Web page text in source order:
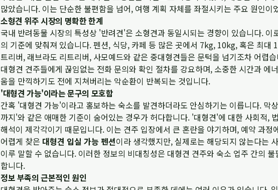
많았습니다. 이는 단순한 불편함을 넘어, 여행 계획 자체를 좌절시키는 주요 원인이
소형견 위주 시장의 명확한 한계
국내 반려동물 시장의 특성상 '반려견'은 소형견과 동일시되는 경향이 있습니다.
의 기준에 맞춰져 있습니다. 펜션, 식당, 카페 등 많은 곳에서 7kg, 10kg, 혹은 최대
트리버, 래브라도 리트리버, 사모예드와 같은 중대형견들은 문턱을 넘기조차 어렵
대형견 견주들에게 끊임없는 전화 문의와 확인 절차를 강요하며, 소중한 시간과 에
움을 만끽하기도 전에 지쳐버리는 악순환이 반복되는 것입니다.
'대형견 가능'이라는 문구의 모호함
간혹 '대형견 가능'이라고 홍보하는 숙소를 발견하더라도 안심하기는 이릅니다. 막
까지'와 같은 애매한 기준이 숨어있는 경우가 허다합니다. '대형견'에 대한 사회적,
해석이 제각각이기 때문입니다. 이는 견주 입장에서 큰 혼란을 야기하며, 예약 과
어렵게 찾은 대형견 입실 가능 펜션이라 생각했지만, 실제로는 해당되지 않는다는
이루 말할 수 없습니다. 이러한 정보의 비대칭성은 대형견 견주와 숙소 업주 간의
합니다.
정보 부족의 근본적인 원인